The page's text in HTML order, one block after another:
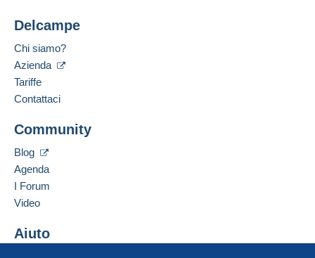
Delcampe
Chi siamo?
Azienda
Tariffe
Contattaci
Community
Blog
Agenda
I Forum
Video
Aiuto